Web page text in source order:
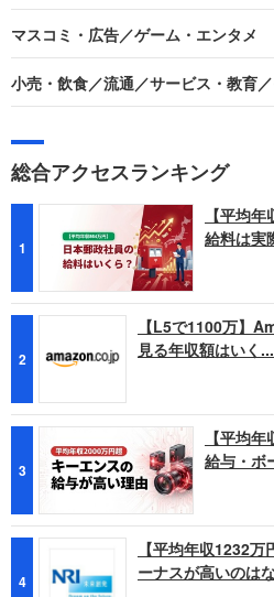
マスコミ・広告／ゲーム・エンタメ
小売・飲食／流通／サービス・教育
総合アクセスランキング
1
【平均
給料は実
2
【L5で1100万】
見る年収額はいく...
3
【平均
給与・ボ
4
【平均年収1232
ーナスが高いのは